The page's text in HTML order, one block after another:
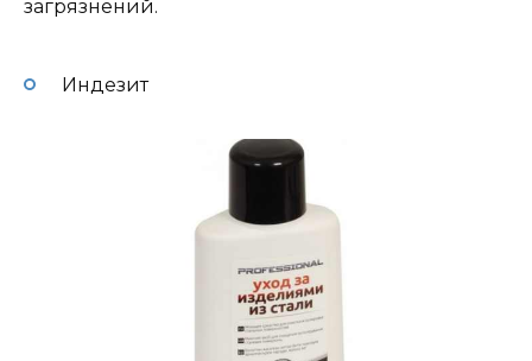
загрязнений.
Индезит